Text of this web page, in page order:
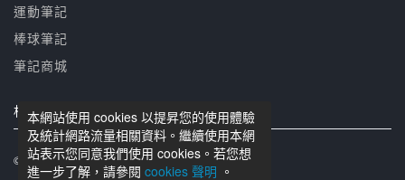
本網站使用 cookies 以提昇您的使用體驗
及統計網路流量相關資料。繼續使用本網
站表示您同意我們使用 cookies。若您想
進一步了解，請參閱 cookies 聲明 。
運動筆記
棒球筆記
筆記商城
相關網站
© 籃球筆記 版權所有